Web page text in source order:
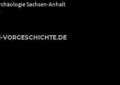
Sachsen-Anhalt
VORGESCHICHTE.DE